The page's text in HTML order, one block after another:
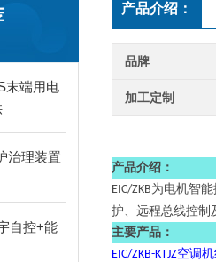
末端用电
治理装置
自控+能
产品介绍：
品牌
加工定制
产品介绍：
EIC/ZKB为电机智
护、远程总线控制
主要产品：
EIC/ZKB-KTJZ空调